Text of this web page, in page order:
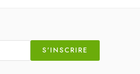
S'INSCRIRE